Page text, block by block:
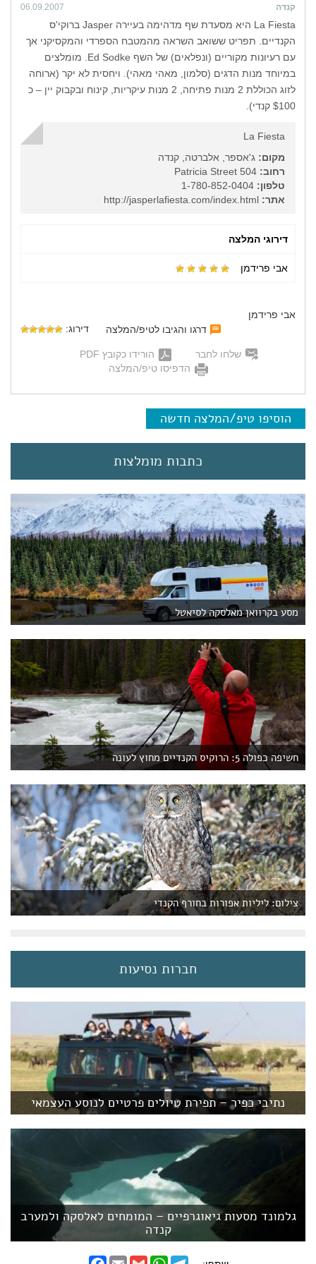
קנדה 06.09.2007
La Fiesta היא מסעדת שף מדהימה בעיירה Jasper ברוקי'ס
הקנדיים. תפריט ששואב השראה מהמטבח הספרדי והמקסיקני אך
עם רעיונות מקוריים (ונפלאים) של השף Ed Sodke. מומלצים
במיוחד מנות הדגים (סלמון, מאהי מאהי). ויחסית לא יקר (ארוחה
לזוג הכוללת 2 מנות פתיחה, 2 מנות עיקריות, קינוח ובקבוק יין – כ
$100 קנדי).
La Fiesta
מקום: ג'אספר, אלברטה, קנדה
רחוב:
טלפון:
אתר:
דירוגי המלצה
אבי פרידמן
אבי פרידמן
דרגו והגיבו לטיפ/המלצה
דירוג:
שלחו לחבר
הורידו כקובץ PDF
הדפיסו טיפ/המלצה
הוסיפו טיפ/המלצה חדשה
כתבות מומלצות
מסע בקרוואן מאלסקה לסיאטל
חשיפה כפולה 5: הרוקיס הקנדיים מחוץ לעונה
צילום: ליליות אפורות בחורף הקנדי
חברות נסיעות
נתיבי כפיר – תפירת טיולים פרטיים לנוסע העצמאי
גלמונד מסעות גיאוגרפיים – המומחים לאלסקה ולמערב
קנדה
F
E
G
W
T